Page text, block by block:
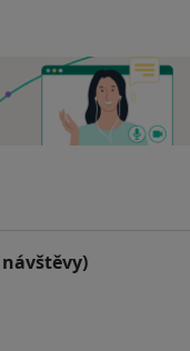
Platba po